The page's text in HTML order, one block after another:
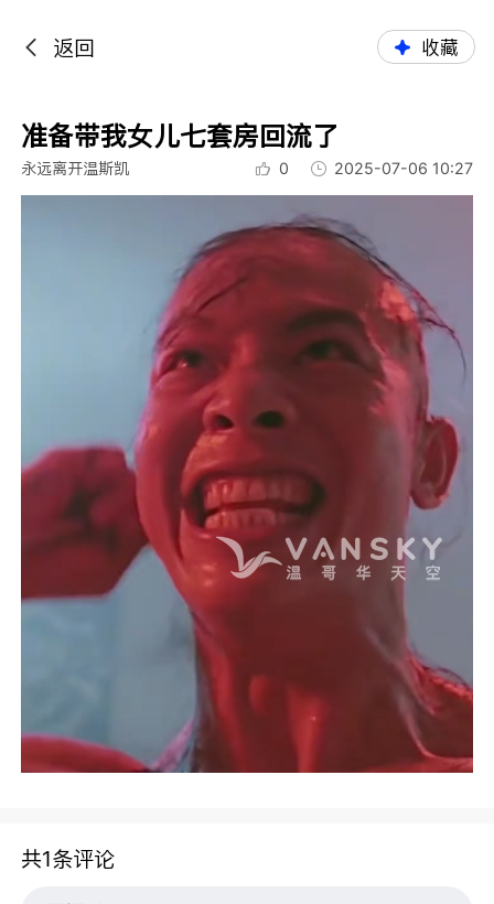
返回 收藏
准备带我女儿七套房回流了
永远离开温斯凯 0 2025-07-06 10:27
共1条评论